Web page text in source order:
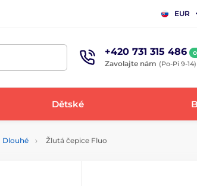
EUR
+420 731 315 486
Zavolajte nám (Po-Pi 9-14)
Dětské
Dlouhé Žlutá čepice Fluo